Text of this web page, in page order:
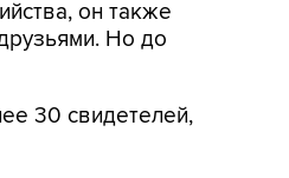
он также
Но до
30 свидетелей,